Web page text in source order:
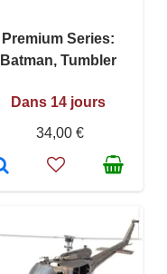
Premium Series:
Batman, Tumbler
Dans 14 jours
34,00 €